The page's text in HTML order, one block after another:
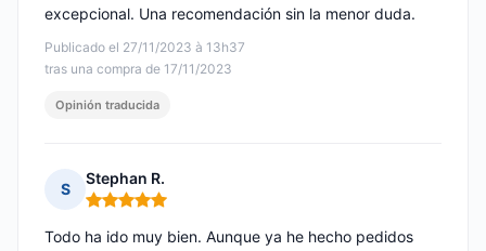
Publicado el 27/11/2023 à 13h37
tras una compra de 17/11/2023
excepcional. Una recomendación sin la menor duda.
Opinión traducida
S
Stephan R.
Nota: 5 de 5
Todo ha ido muy bien. Aunque ya he hecho pedidos